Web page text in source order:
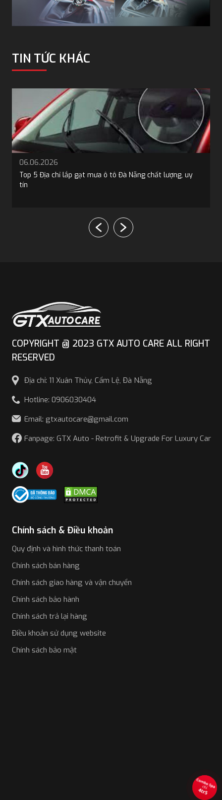
TIN TỨC KHÁC
06.06.2026
Top 5 Địa chỉ lắp gạt mưa ô tô Đà Nẵng chất lượng, uy
tín
COPYRIGHT @ 2023 GTX AUTO CARE ALL RIGHT
RESERVED
Địa chỉ: 11 Xuân Thủy, Cẩm Lệ, Đà Nẵng
Hotline: 0906030404
Email: gtxautocare@gmail.com
Fanpage: GTX Auto - Retrofit & Upgrade For Luxury Car
Chính sách & Điều khoản
Quy định và hình thức thanh toán
Chính sách bán hàng
Chính sách giao hàng và vận chuyển
Chính sách bảo hành
Chính sách trả lại hàng
Điều khoản sử dụng website
Chính sách bảo mật